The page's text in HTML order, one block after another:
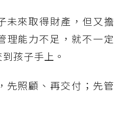
未來取得財產，但又擔
理能力不足，就不一定
孩子手上。
先照顧、再交付；先管